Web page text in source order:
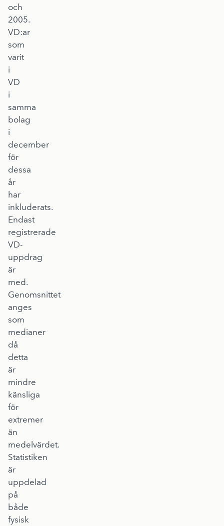
och
2005.
VD:ar
som
varit
i
VD
i
samma
bolag
i
december
för
dessa
år
har
inkluderats.
Endast
registrerade
VD-
uppdrag
är
med.
Genomsnittet
anges
som
medianer
då
detta
är
mindre
känsliga
för
extremer
än
medelvärdet.
Statistiken
är
uppdelad
på
både
fysisk